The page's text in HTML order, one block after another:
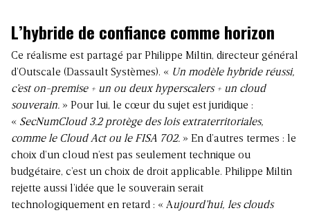
L’hybride de confiance comme horizon
Ce réalisme est partagé par Philippe Miltin, directeur général
d’Outscale (Dassault Systèmes). « Un modèle hybride réussi,
c’est on-premise + un ou deux hyperscalers + un cloud
souverain. » Pour lui, le cœur du sujet est juridique :
« SecNumCloud 3.2 protège des lois extraterritoriales,
comme le Cloud Act ou le FISA 702. » En d’autres termes : le
choix d’un cloud n’est pas seulement technique ou
budgétaire, c’est un choix de droit applicable. Philippe Miltin
rejette aussi l’idée que le souverain serait
technologiquement en retard : « Aujourd’hui, les clouds